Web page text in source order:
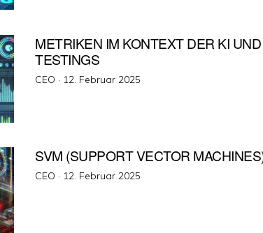
METRIKEN IM KONTEXT DER KI
TESTINGS
CEO · Veröffentlicht
12. Februar 2025
SVM (SUPPORT VECTOR
CEO · Veröffentlicht
12. Februar 2025